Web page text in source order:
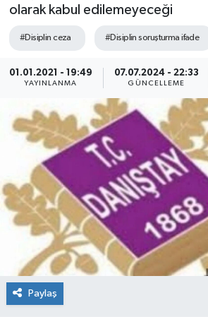
olarak kabul edilemeyeceği
#Disiplin ceza #Disiplin soruşturma ifade
01.01.2021 - 19:49
YAYINLANMA
07.07.2024 - 22:33
GÜNCELLEME
Paylaş